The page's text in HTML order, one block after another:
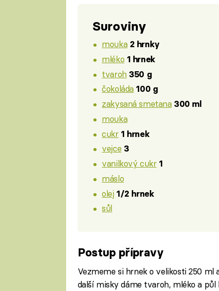
Suroviny
mouka 2 hrnky
mléko 1 hrnek
tvaroh 350 g
čokoláda 100 g
zakysaná smetana 300 ml
mouka
cukr 1 hrnek
vejce 3
vanilkový cukr 1
máslo
olej 1/2 hrnek
sůl
Postup přípravy
Vezmeme si hrnek o velikosti 250
další misky dáme tvaroh, mléko a